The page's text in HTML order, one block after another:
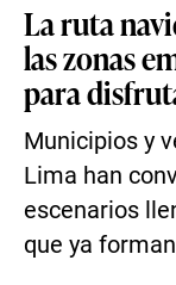
La ruta
las zonas
para
Municipios y
Lima han
escenarios
que ya